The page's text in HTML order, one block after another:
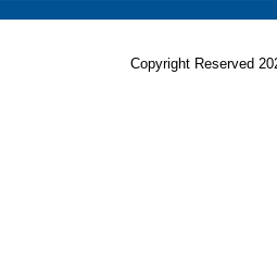
Copyright Reserved